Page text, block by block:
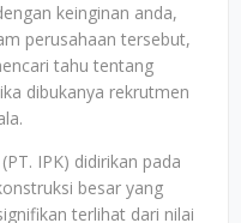
keinginan anda,
perusahaan tersebut,
tahu tentang
dibukanya rekrutmen
IPK) didirikan pada
besar yang
terlihat dari nilai